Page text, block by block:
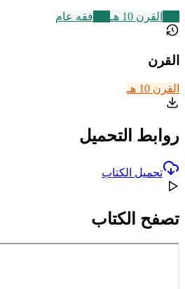
القرن 10 هـ فقه عام
القرن
القرن 10 هـ
روابط التحميل
تحميل الكتاب
تصفح الكتاب